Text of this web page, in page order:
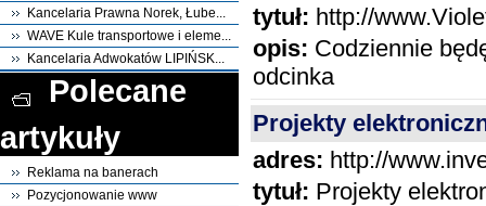
tytuł: http://
opis: Codziennie
odcinka
Projekty
adres: http://
tytuł: Projekty
Kancelaria Prawna Norek, Łube...
WAVE Kule transportowe i eleme...
Kancelaria Adwokatów LIPIŃSK...
Polecane
artykuły
Reklama na banerach
Pozycjonowanie www